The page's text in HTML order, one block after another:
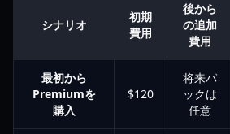
シナリオ
初期
費用
後から
の追加
費用
最初から
Premiumを
購入
$120
将来パ
ックは
任意